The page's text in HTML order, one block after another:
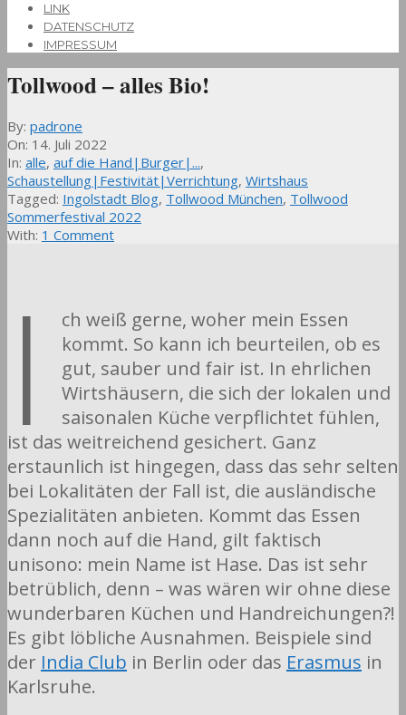
LINK
DATENSCHUTZ
IMPRESSUM
Tollwood – alles Bio!
By: padrone
On: 14. Juli 2022
In: alle, auf die Hand|Burger|...,
Schaustellung|Festivität|Verrichtung, Wirtshaus
Tagged: Ingolstadt Blog, Tollwood München, Tollwood
Sommerfestival 2022
With: 1 Comment
I
ch weiß gerne, woher mein Essen
kommt. So kann ich beurteilen, ob es
gut, sauber und fair ist. In ehrlichen
Wirtshäusern, die sich der lokalen und
saisonalen Küche verpflichtet fühlen,
ist das weitreichend gesichert. Ganz
erstaunlich ist hingegen, dass das sehr selten
bei Lokalitäten der Fall ist, die ausländische
Spezialitäten anbieten. Kommt das Essen
dann noch auf die Hand, gilt faktisch
unisono: mein Name ist Hase. Das ist sehr
betrüblich, denn – was wären wir ohne diese
wunderbaren Küchen und Handreichungen?!
Es gibt löbliche Ausnahmen. Beispiele sind
der India Club in Berlin oder das Erasmus in
Karlsruhe.